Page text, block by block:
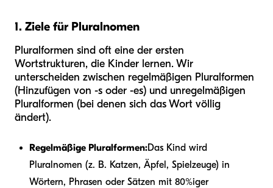
1. Ziele für Pluralnomen
Pluralformen sind oft eine der ersten
Wortstrukturen, die Kinder lernen. Wir
unterscheiden zwischen regelmäßigen Pluralformen
(Hinzufügen von -s oder -es) und unregelmäßigen
Pluralformen (bei denen sich das Wort völlig
ändert).
Regelmäßige Pluralformen:Das Kind wird
Pluralnomen (z. B. Katzen, Äpfel, Spielzeuge) in
Wörtern, Phrasen oder Sätzen mit 80%iger